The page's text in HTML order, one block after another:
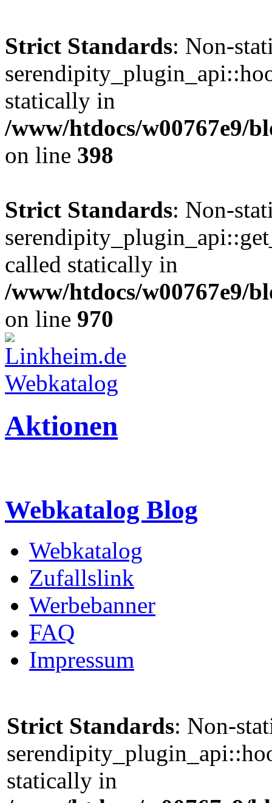
Strict Standards: Non-
statically in
/www/htdocs/w00767e9/
on line 398
Strict Standards: Non-
called statically in
/www/htdocs/w00767e9/
on line 970
Aktionen
Webkatalog Blog
Webkatalog
Zufallslink
Werbebanner
FAQ
Impressum
Strict Standards: Non-
statically in